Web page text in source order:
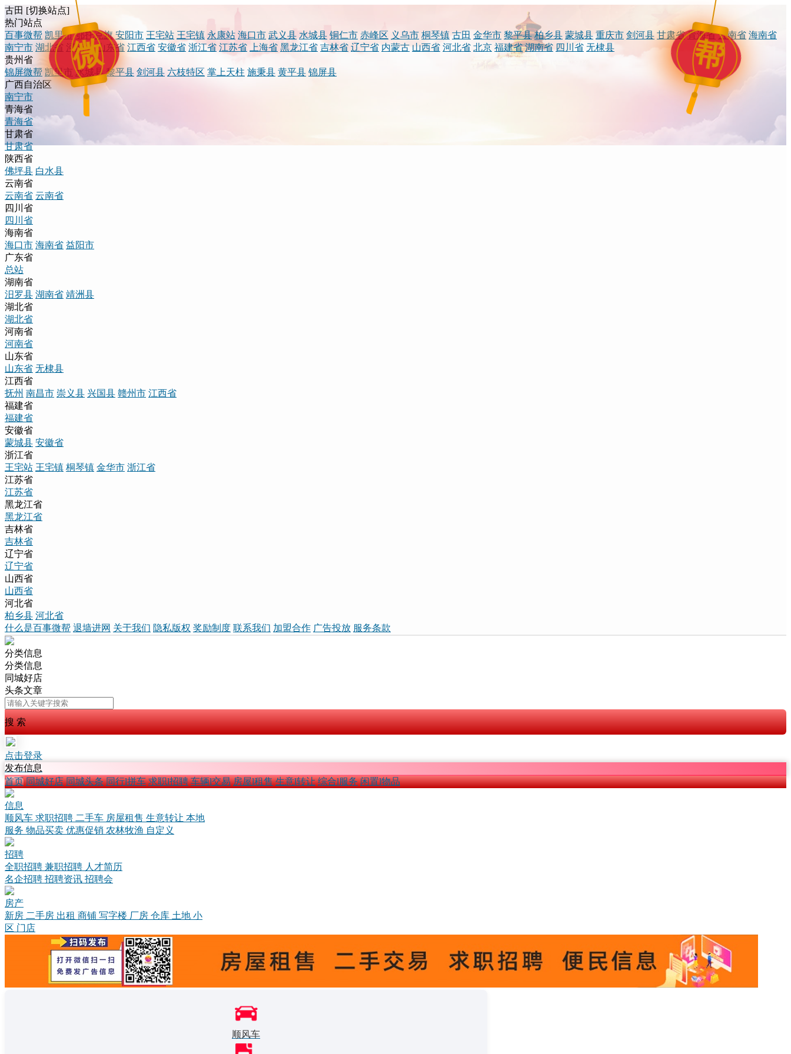
古田 [切换站点]
热门站点
百事微帮 凯里市 鄂托克旗 安阳市 王宅站 王宅镇 永康站 海口市 武义县 水城县 铜仁市 赤峰区 义乌市 桐琴镇 古田 金华市 黎平县 柏乡县 蒙城县 重庆市 剑河县 甘肃省 青海省 云南省 海南省
南宁市 湖北省 河南省 山东省 江西省 安徽省 浙江省 江苏省 上海省 黑龙江省 吉林省 辽宁省 内蒙古 山西省 河北省 北京 福建省 湖南省 四川省 无棣县
贵州省
锦屏微帮 凯里市 水城县 黎平县 剑河县 六枝特区 掌上天柱 施秉县 黄平县 锦屏县
广西自治区
南宁市
青海省
青海省
甘肃省
甘肃省
陕西省
佛坪县 白水县
云南省
云南省 云南省
四川省
四川省
海南省
海口市 海南省 益阳市
广东省
总站
湖南省
汨罗县 湖南省 靖洲县
湖北省
湖北省
河南省
河南省
山东省
山东省 无棣县
江西省
抚州 南昌市 崇义县 兴国县 赣州市 江西省
福建省
福建省
安徽省
蒙城县 安徽省
浙江省
王宅站 王宅镇 桐琴镇 金华市 浙江省
江苏省
江苏省
黑龙江省
黑龙江省
吉林省
吉林省
辽宁省
辽宁省
山西省
山西省
河北省
柏乡县 河北省
什么是百事微帮 退墙进网 关于我们 隐私版权 奖励制度 联系我们 加盟合作 广告投放 服务条款
分类信息
分类信息
同城好店
头条文章
搜 索
点击登录
发布信息
首页 同城好店 同城头条 同行l拼车 求职l招聘 车辆l交易 房屋l租售 生意l转让 综合l服务 闲置l物品
信息
顺风车 求职招聘 二手车 房屋租售 生意转让 本地
服务 物品买卖 优惠促销 农林牧渔 自定义
招聘
全职招聘 兼职招聘 人才简历
名企招聘 招聘资讯 招聘会
房产
新房 二手房 出租 商铺 写字楼 厂房 仓库 土地 小
区 门店
顺风车
帮
微